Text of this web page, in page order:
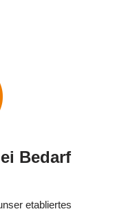
Bedarf
etabliertes